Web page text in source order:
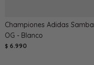
Championes Adidas Samba
OG - Blanco
$ 6.990